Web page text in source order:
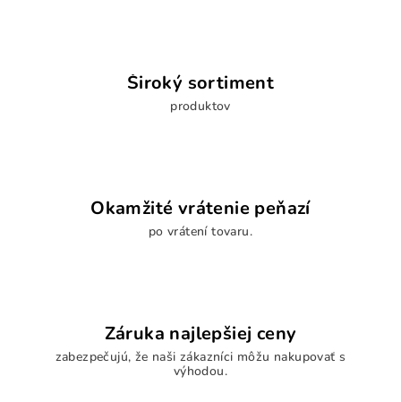
Široký sortiment
produktov
Okamžité vrátenie peňazí
po vrátení tovaru.
Záruka najlepšiej ceny
zabezpečujú, že naši zákazníci môžu nakupovať s
výhodou.